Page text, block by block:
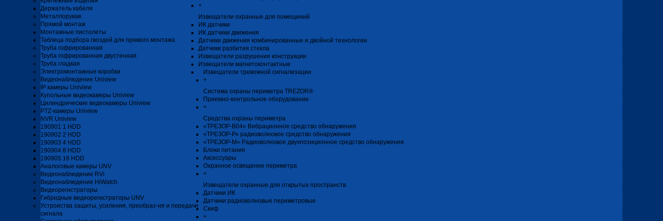
Держатель кабеля
Металлорукав
Прямой монтаж
Монтажные пистолеты
Таблица подбора гвоздей для прямого монтажа
Труба гофрированная
Труба гофрированная двустенная
Труба гладкая
Электромонтажные коробки
Видеонаблюдение Uniview
IP камеры Uniview
Купольные видеокамеры Uniview
Цилиндрические видеокамеры Uniview
PTZ-камеры Uniview
NVR Uniview
190901 1 HDD
190902 2 HDD
190903 4 HDD
190904 8 HDD
190905 16 HDD
Аналоговые камеры UNV
Видеонаблюдение RVi
Видеонаблюдение HiWatch
Видеорегистраторы
Гибридные видеорегистраторы UNV
Устроиства защиты, усиления, преобраз-ия и передачи
сигнала
+
Извещатели охранные для помещений
ИК датчики
ИК датчики движения
Датчики движения комбинированные и двойной технологии
Датчики разбития стекла
Извещатели разрушения конструкции
Извещатели магнитоконтактные
Извещатели тревожной сигнализации
+
Система охраны периметра TREZOR®
Приемно-контрольное оборудование
+
Средства охраны периметра
«ТРЕЗОР-В04» Вибрационное средство обнаружения
«ТРЕЗОР-Р» радиоволновое средство обнаружения
«ТРЕЗОР-М» Радиоволновое двухпозиционное средство обнаружения
Блоки питания
Аксессуары
Охранное освещение периметра
+
Извещатели охранные для открытых пространств
Датчики ИК
Датчики радиоволновые периметровые
Скиф
+